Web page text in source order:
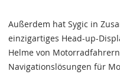
Außerdem hat Sygic in
einzigartiges Head-up-
Helme von
Navigationslösungen für